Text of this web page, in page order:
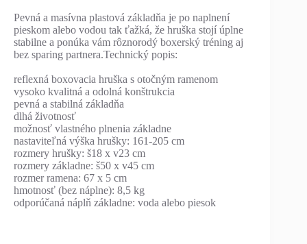
Pevná a masívna plastová základňa je po naplnení
pieskom alebo vodou tak ťažká, že hruška stojí úplne
stabilne a ponúka vám rôznorodý boxerský tréning aj
bez sparing partnera.Technický popis:
reflexná boxovacia hruška s otočným ramenom
vysoko kvalitná a odolná konštrukcia
pevná a stabilná základňa
dlhá životnosť
možnosť vlastného plnenia základne
nastaviteľná výška hrušky: 161-205 cm
rozmery hrušky: š18 x v23 cm
rozmery základne: š50 x v45 cm
rozmer ramena: 67 x 5 cm
hmotnosť (bez náplne): 8,5 kg
odporúčaná náplň základne: voda alebo piesok